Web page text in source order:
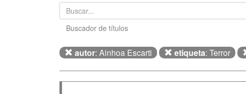
Buscador de títulos
autor: Ainhoa Escarti etiqueta: Terror